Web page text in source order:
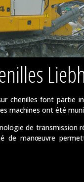
chenilles font partie
machines ont été
de transmission
de manœuvre